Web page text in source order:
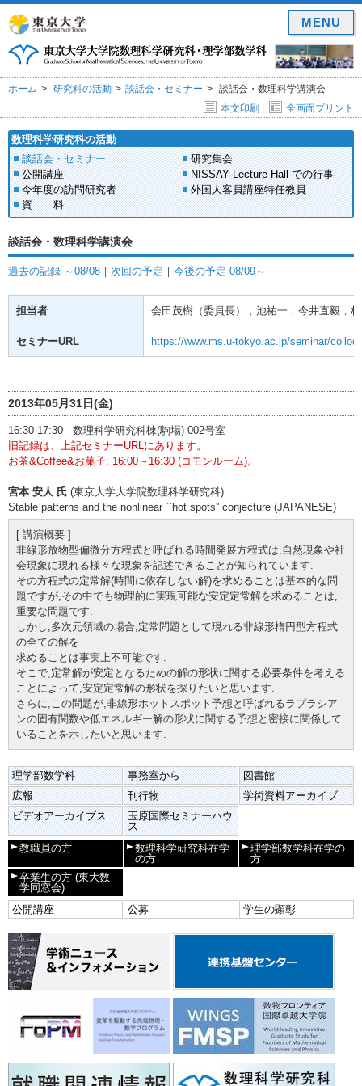
ホーム 研究科の活動 談話会・セミナー
談話会・数理科学講演会
本文印刷 | 全画面プリント
数理科学研究科の活動
談話会・セミナー
研究集会
公開講座
NISSAY Lecture Hall での行事
今年度の訪問研究者
外国人客員講座特任教員
資 料
談話会・数理科学講演会
過去の記録 ～08/08 ｜ 次回の予定 ｜ 今後の予定 08/09～
担当者 会田茂樹（委員長），池祐一，今井直毅，
セミナーURL https://www.ms.u-tokyo.ac.jp/seminar/
2013年05月31日(金)
16:30-17:30 数理科学研究科棟(駒場) 002号室
旧記録は、上記セミナーURLにあります。
お茶&Coffee&お菓子: 16:00～16:30 (コモンルーム)。
宮本 安人 氏 (東京大学大学院数理科学研究科)
Stable patterns and the nonlinear ``hot spots'' conjecture (JAPANESE)
[ 講演概要 ]
非線形放物型偏微分方程式と呼ばれる時間発展方程式は,自然現象や社
会現象に現れる様々な現象を記述できることが知られています.
その方程式の定常解(時間に依存しない解)を求めることは基本的な問
題ですが,その中でも物理的に実現可能な安定定常解を求めることは,
重要な問題です.
しかし,多次元領域の場合,定常問題として現れる非線形楕円型方程式
の全ての解を
求めることは事実上不可能です.
そこで,定常解が安定となるための解の形状に関する必要条件を考える
ことによって,安定定常解の形状を探りたいと思います.
さらに,この問題が,非線形ホットスポット予想と呼ばれるラプラシア
ンの固有関数や低エネルギー解の形状に関する予想と密接に関係して
いることを示したいと思います.
理学部数学科 事務室から
図書館
広報
刊行物
学術資料アーカイブ
ビデオアーカイブス
玉原国際セミナーハウ
ス
教職員の方
数理科学研究科在学
の方
理学部数学科在学の
方
卒業生の方 (東大数
学同窓会)
公開講座
公募 学生の顕彰
MENU